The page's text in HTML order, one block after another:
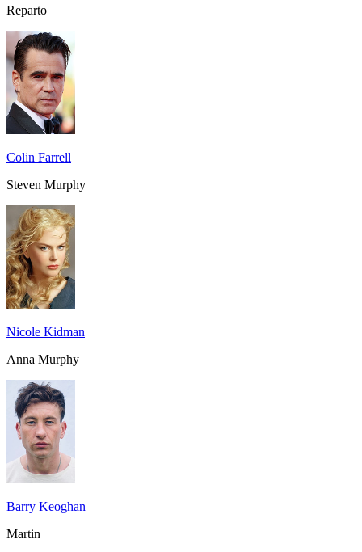
Reparto
Colin Farrell
Steven Murphy
Nicole Kidman
Anna Murphy
Barry Keoghan
Martin